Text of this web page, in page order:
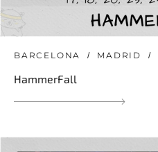
BARCELONA MADRID
HammerFall